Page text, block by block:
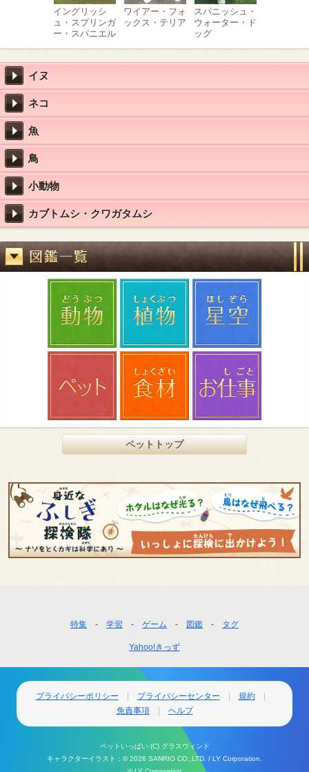
イングリッシ
ュ・スプリンガ
ー・スパニエル
ワイアー・フォ
ックス・テリア
スパニッシュ・
ウォーター・ド
ッグ
イヌ
ネコ
魚
鳥
小動物
カブトムシ・クワガタムシ
ペットトップ
ー
ナ
ビ
特集 学習 ゲーム 図鑑 タグ
Yahoo!きっず
プライバシーポリシー プライバシーセンター
規約
免責事項
ヘルプ
ペットいっぱい (C) グラスウィンド
キャラクターイラスト： © 2026 SANRIO CO.,LTD. / LY Corporation.